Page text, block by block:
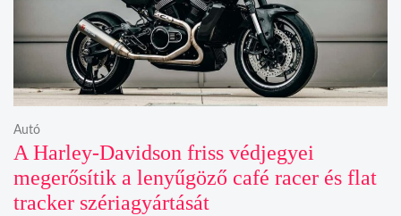
A Harley-Davidson friss védjegyei
megerősítik a lenyűgöző café racer és flat
tracker szériagyártását
Autó